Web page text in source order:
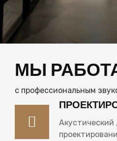
МЫ
с профессиональным
Акустический